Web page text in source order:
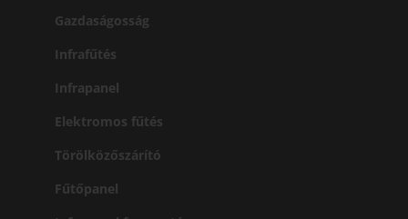
Gazdaságosság
Infrafűtés
Infrapanel
Elektromos fűtés
Törölközőszárító
Fűtőpanel